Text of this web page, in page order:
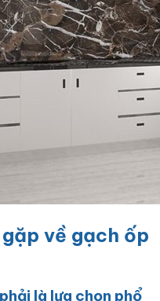
về gạch ốp
là lựa chọn phổ